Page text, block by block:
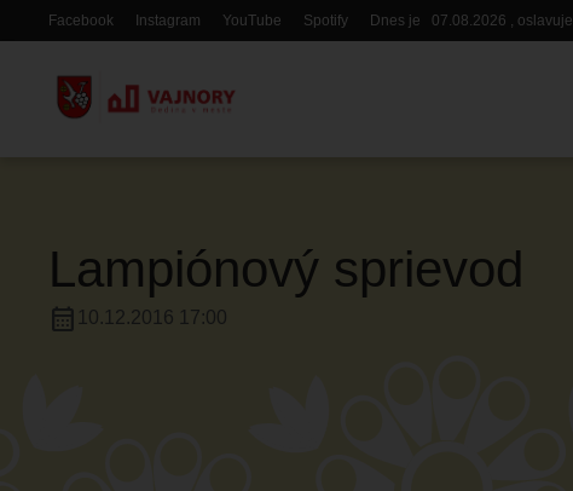
Skočiť
na
Hlavička
Facebook Instagram YouTube Spotify Dnes je 07.08.2026 , oslavuje
Lampiónový sprievod
calendar_month 10.12.2016 17:00